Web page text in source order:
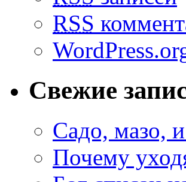
RSS
Свежие
Садо, мазо,
Почему